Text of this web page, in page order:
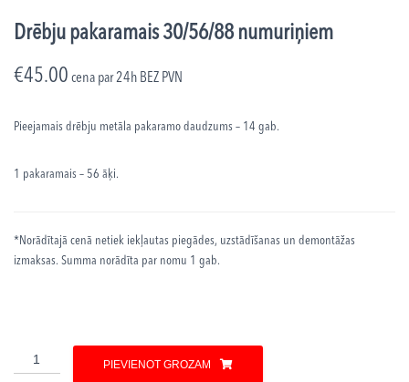
Drēbju pakaramais 30/56/88 numuriņiem
€45.00 cena par 24h BEZ PVN
Pieejamais drēbju metāla pakaramo daudzums – 14 gab.
1 pakaramais – 56 āķi.
*Norādītajā cenā netiek iekļautas piegādes, uzstādīšanas un demontāžas
izmaksas. Summa norādīta par nomu 1 gab.
Drēbju
pakaramais
PIEVIENOT GROZAM